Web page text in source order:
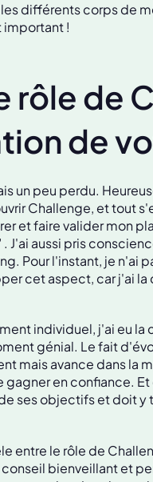
différents corps de
important !
rôle de
de
un peu perdu.
Challenge, et tout
et faire valider mon
. J'ai aussi pris
Pour l'instant, je n'ai
cet aspect, car j'ai la
individuel, j'ai eu la
génial. Le fait
mais avance dans la
en confiance.
ses objectifs et doit y
entre le rôle de
bienveillant et